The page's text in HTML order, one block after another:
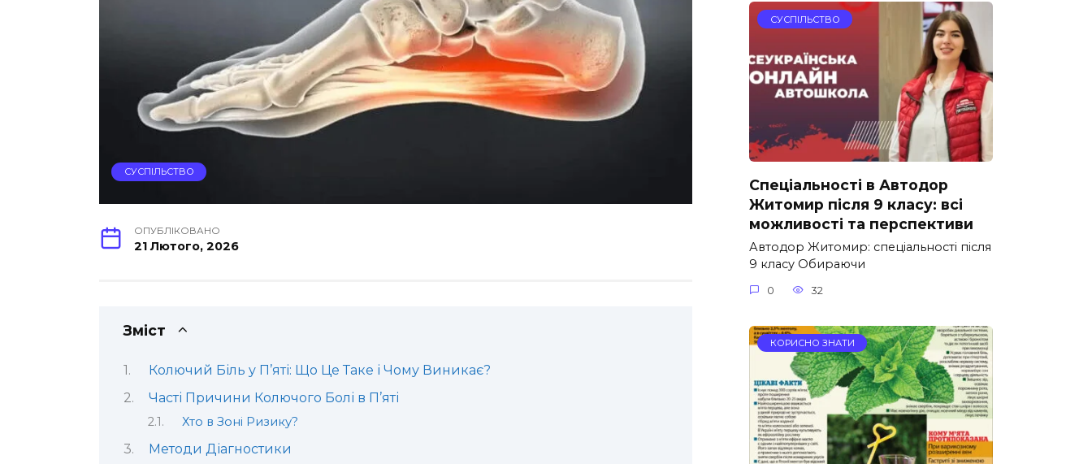
СУСПІЛЬСТВО
ОПУБЛІКОВАНО
21 Лютого, 2026
Зміст
Колючий Біль у П’яті: Що Це Таке і Чому Виникає?
Часті Причини Колючого Болі в П’яті
Хто в Зоні Ризику?
Методи Діагностики
СУСПІЛЬСТВО
Спеціальності в Автодор
Житомир після 9 класу: всі
можливості та перспективи
Автодор Житомир: спеціальності після
9 класу Обираючи
0 32
КОРИСНО ЗНАТИ